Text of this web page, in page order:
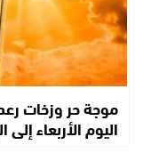
موجة حر وزخات
اليوم الأربعاء